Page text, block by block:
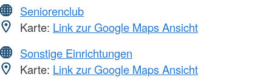
Seniorenclub
Karte: Link zur Google Maps Ansicht
Sonstige Einrichtungen
Karte: Link zur Google Maps Ansicht